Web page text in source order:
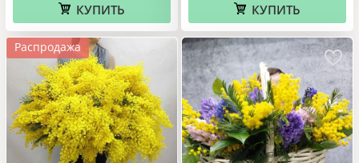
КУПИТЬ КУПИТЬ
Распродажа